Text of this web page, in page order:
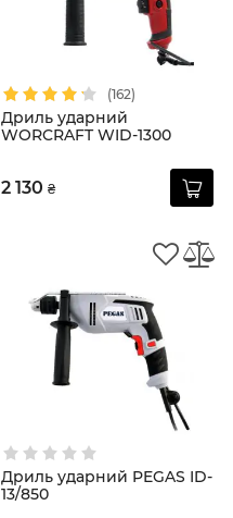
(162)
Дриль ударний
WORCRAFT WID-1300
2 130 ₴
Дриль ударний PEGAS ID-
13/850